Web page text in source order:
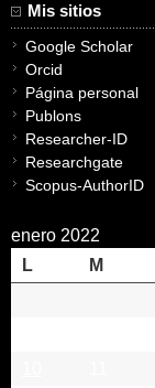
Mis sitios
Google Scholar
Orcid
Página personal
Publons
Researcher-ID
Researchgate
Scopus-AuthorID
enero 2022
L
M